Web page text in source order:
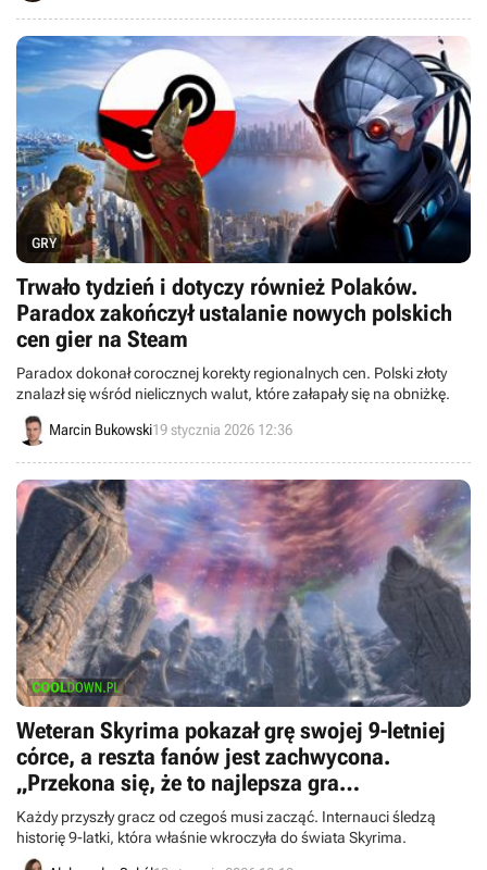
GRY
Trwało tydzień i dotyczy również Polaków.
Paradox zakończył ustalanie nowych polskich
cen gier na Steam
Paradox dokonał corocznej korekty regionalnych cen. Polski złoty
znalazł się wśród nielicznych walut, które załapały się na obniżkę.
Marcin Bukowski19 stycznia 2026 12:36
Weteran Skyrima pokazał grę swojej 9-letniej
córce, a reszta fanów jest zachwycona.
„Przekona się, że to najlepsza gra
wszechczasów”
Każdy przyszły gracz od czegoś musi zacząć. Internauci śledzą
historię 9-latki, która właśnie wkroczyła do świata Skyrima.